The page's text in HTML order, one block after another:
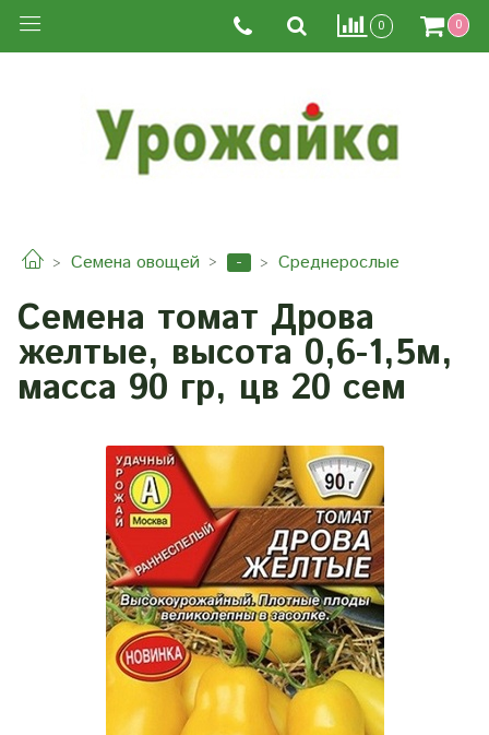
0 0
Семена овощей - Среднерослые
Семена томат Дрова
желтые, высота 0,6-1,5м,
масса 90 гр, цв 20 сем